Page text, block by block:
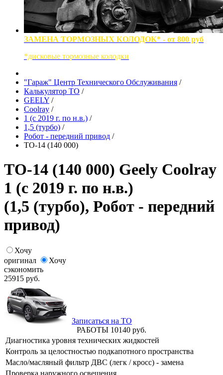
ЗАМЕНА ТОРМОЗНЫХ КОЛОДОК* - от 800 руб
*дисковые тормозные колодки
"Гараж" Центр Технического Обслуживания /
Калькулятор ТО /
GEELY /
Coolray /
1 (с 2019 г. по н.в.) /
1,5 (турбо) /
Робот - передний привод /
ТО-14 (140 000)
ТО-14 (140 000) Geely Coolray
1 (с 2019 г. по н.в.)
(1,5 (турбо), Робот - передний
привод)
Хочу
оригинал
Хочу
сэкономить
25915 руб.
Записаться на ТО
РАБОТЫ 10140 руб.
Диагностика уровня технических жидкостей
Контроль за целостностью подкапотного пространства
Масло/масляный фильтр ДВС (легк / кросс) - замена
Проверка наружного освещения